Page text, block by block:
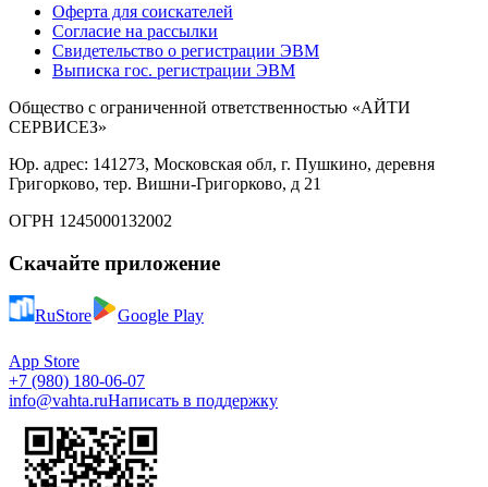
Оферта для соискателей
Согласие на рассылки
Свидетельство о регистрации ЭВМ
Выписка гос. регистрации ЭВМ
Общество с ограниченной ответственностью «АЙТИ
СЕРВИСЕЗ»
Юр. адрес: 141273, Московская обл, г. Пушкино, деревня
Григорково, тер. Вишни-Григорково, д 21
ОГРН 1245000132002
Скачайте приложение
RuStore Google Play
App Store
+7 (980) 180-06-07
info@vahta.ruНаписать в поддержку